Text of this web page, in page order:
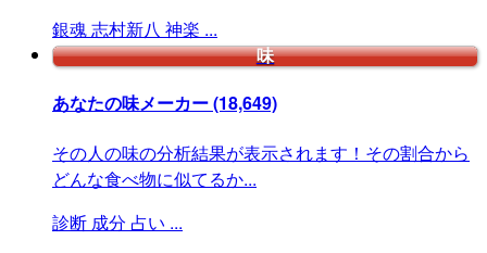
銀魂志村新八 神楽 ...
味
あなたの味メーカー(18,649)
その人の味の分析結果が表示されます！その割合から
どんな食べ物に似てるか...
診断 成分 占い ...